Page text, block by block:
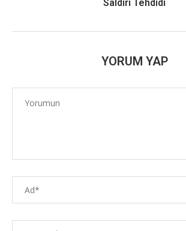
Saldırı Tehdidi
YORUM YAP